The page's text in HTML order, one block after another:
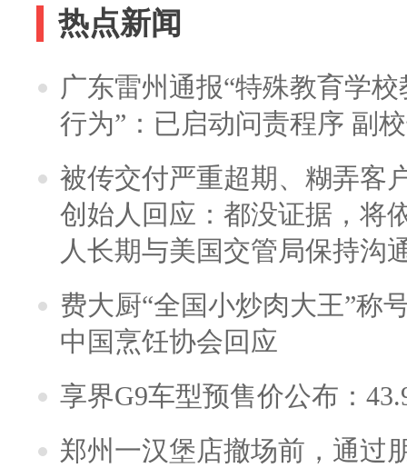
热点新闻
广东雷州通报“特殊教育学
行为”：已启动问责程序 副
被传交付严重超期、糊弄客
创始人回应：都没证据，将
人长期与美国交管局保持沟
费大厨“全国小炒肉大王”称
中国烹饪协会回应
享界G9车型预售价公布：
郑州一汉堡店撤场前，通过